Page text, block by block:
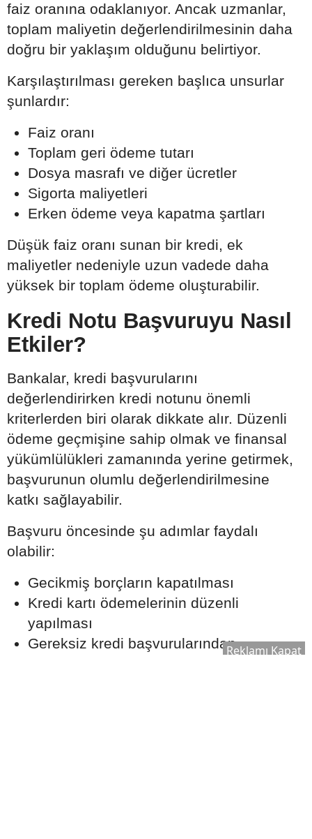
faiz oranına odaklanıyor. Ancak uzmanlar,
toplam maliyetin değerlendirilmesinin daha
doğru bir yaklaşım olduğunu belirtiyor.
Karşılaştırılması gereken başlıca unsurlar
şunlardır:
Faiz oranı
Toplam geri ödeme tutarı
Dosya masrafı ve diğer ücretler
Sigorta maliyetleri
Erken ödeme veya kapatma şartları
Düşük faiz oranı sunan bir kredi, ek
maliyetler nedeniyle uzun vadede daha
yüksek bir toplam ödeme oluşturabilir.
Kredi Notu Başvuruyu Nasıl
Etkiler?
Bankalar, kredi başvurularını
değerlendirirken kredi notunu önemli
kriterlerden biri olarak dikkate alır. Düzenli
ödeme geçmişine sahip olmak ve finansal
yükümlülükleri zamanında yerine getirmek,
başvurunun olumlu değerlendirilmesine
katkı sağlayabilir.
Başvuru öncesinde şu adımlar faydalı
olabilir:
Gecikmiş borçların kapatılması
Kredi kartı ödemelerinin düzenli
yapılması
Gereksiz kredi başvurularındanReklamı Kapat